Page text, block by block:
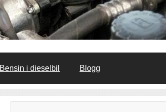
Bensin i dieselbil Blogg